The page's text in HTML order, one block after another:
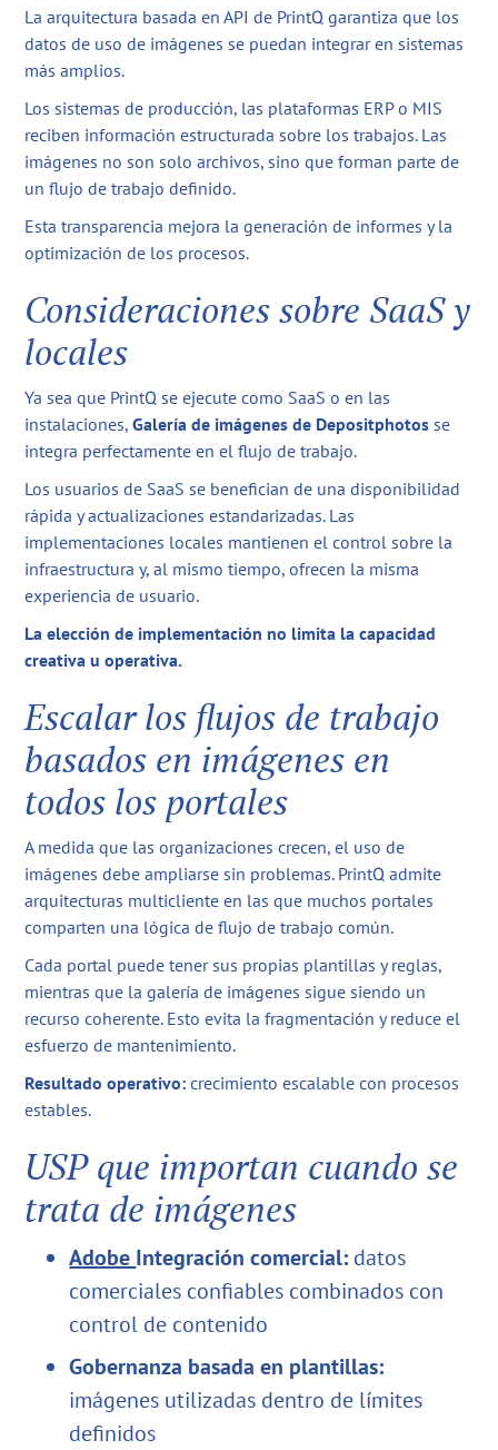
La arquitectura basada en API de PrintQ garantiza que los
datos de uso de imágenes se puedan integrar en sistemas
más amplios.
Los sistemas de producción, las plataformas ERP o MIS
reciben información estructurada sobre los trabajos. Las
imágenes no son solo archivos, sino que forman parte de
un flujo de trabajo definido.
Esta transparencia mejora la generación de informes y la
optimización de los procesos.
Consideraciones sobre SaaS y
locales
Ya sea que PrintQ se ejecute como SaaS o en las
instalaciones,Galería de imágenes de Depositphotos se
integra perfectamente en el flujo de trabajo.
Los usuarios de SaaS se benefician de una disponibilidad
rápida y actualizaciones estandarizadas. Las
implementaciones locales mantienen el control sobre la
infraestructura y, al mismo tiempo, ofrecen la misma
experiencia de usuario.
La elección de implementación no limita la capacidad
creativa u operativa.
Escalar los flujos de trabajo
basados en imágenes en
todos los portales
A medida que las organizaciones crecen, el uso de
imágenes debe ampliarse sin problemas. PrintQ admite
arquitecturas multicliente en las que muchos portales
comparten una lógica de flujo de trabajo común.
Cada portal puede tener sus propias plantillas y reglas,
mientras que la galería de imágenes sigue siendo un
recurso coherente. Esto evita la fragmentación y reduce el
esfuerzo de mantenimiento.
Resultado operativo: crecimiento escalable con procesos
estables.
USP que importan cuando se
trata de imágenes
Adobe Integración comercial: datos
comerciales confiables combinados con
control de contenido
Gobernanza basada en plantillas:
imágenes utilizadas dentro de límites
definidos